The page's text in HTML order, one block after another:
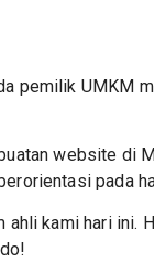
pemilik UMKM
website di
pada
kami hari ini.